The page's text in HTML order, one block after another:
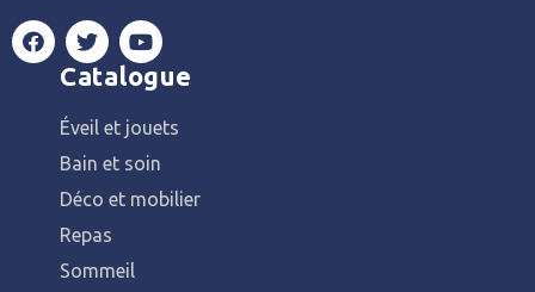
Catalogue
Éveil et jouets
Bain et soin
Déco et mobilier
Repas
Sommeil